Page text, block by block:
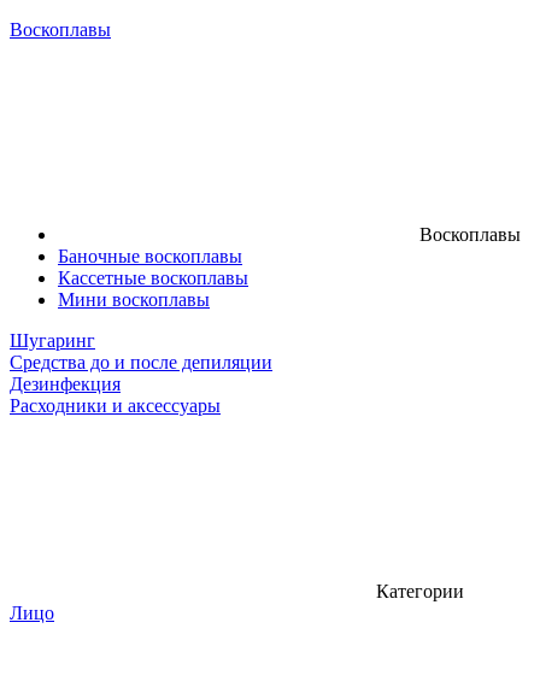
Воскоплавы
Воскоплавы
Баночные воскоплавы
Кассетные воскоплавы
Мини воскоплавы
Шугаринг
Средства до и после депиляции
Дезинфекция
Расходники и аксессуары
Категории
Лицо